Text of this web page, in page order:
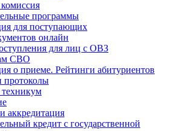
программы
для поступающих
онлайн
для лиц с ОВЗ
СВО
о приеме. Рейтинги абитуриентов
протоколы
аккредитация
кредит с государственной